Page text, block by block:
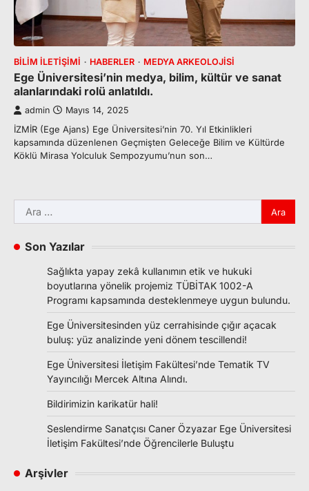
BILIM İLETIŞIMI HABERLER MEDYA ARKEOLOJISI
Ege Üniversitesi’nin medya, bilim, kültür ve sanat
alanlarındaki rolü anlatıldı.
admin Mayıs 14, 2025
İZMİR (Ege Ajans) Ege Üniversitesi’nin 70. Yıl Etkinlikleri
kapsamında düzenlenen Geçmişten Geleceğe Bilim ve Kültürde
Köklü Mirasa Yolculuk Sempozyumu’nun son…
Arama:
Son Yazılar
Sağlıkta yapay zekâ kullanımın etik ve hukuki
boyutlarına yönelik projemiz TÜBİTAK 1002-A
Programı kapsamında desteklenmeye uygun bulundu.
Ege Üniversitesinden yüz cerrahisinde çığır açacak
buluş: yüz analizinde yeni dönem tescillendi!
Ege Üniversitesi İletişim Fakültesi’nde Tematik TV
Yayıncılığı Mercek Altına Alındı.
Bildirimizin karikatür hali!
Seslendirme Sanatçısı Caner Özyazar Ege Üniversitesi
İletişim Fakültesi’nde Öğrencilerle Buluştu
Arşivler